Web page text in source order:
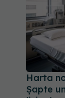
Harta
Șapte